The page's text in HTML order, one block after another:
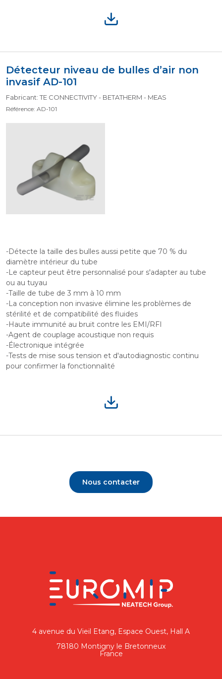
Détecteur niveau de bulles d’air non
invasif AD-101
Fabricant: TE CONNECTIVITY - BETATHERM - MEAS
Référence: AD-101
-Détecte la taille des bulles aussi petite que 70 % du
diamètre intérieur du tube
-Le capteur peut être personnalisé pour s'adapter au tube
ou au tuyau
-Taille de tube de 3 mm à 10 mm
-La conception non invasive élimine les problèmes de
stérilité et de compatibilité des fluides
-Haute immunité au bruit contre les EMI/RFI
-Agent de couplage acoustique non requis
-Électronique intégrée
-Tests de mise sous tension et d'autodiagnostic continu
pour confirmer la fonctionnalité
Nous contacter
4 avenue du Vieil Etang, Espace Ouest, Hall A
78180 Montigny le Bretonneux
France